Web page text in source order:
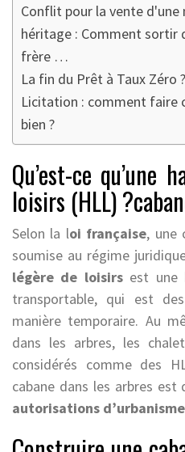
Conflit pour la vente d'une
héritage : Comment sortir
frère …
La fin du Prêt à Taux Zéro ?
Licitation : comment faire
bien ?
Qu’est-ce qu’une
loisirs (HLL)
Selon la loi française, une
soumise au régime
légère de loisirsest une
transportable, qui est
manière temporaire. Au
dans les arbres, les
considérés comme des
cabane dans les arbres
autorisations d’urbanisme